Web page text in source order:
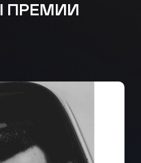
ПРЕМИИ